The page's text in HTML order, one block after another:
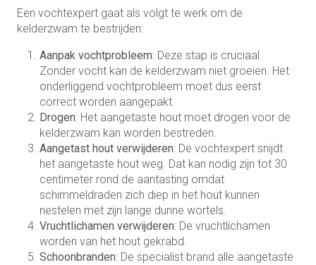
Een vochtexpert gaat als volgt te werk om de
kelderzwam te bestrijden:
Aanpak vochtprobleem: Deze stap is cruciaal.
Zonder vocht kan de kelderzwam niet groeien. Het
onderliggend vochtprobleem moet dus eerst
correct worden aangepakt.
Drogen: Het aangetaste hout moet drogen voor de
kelderzwam kan worden bestreden.
Aangetast hout verwijderen: De vochtexpert snijdt
het aangetaste hout weg. Dat kan nodig zijn tot 30
centimeter rond de aantasting omdat
schimmeldraden zich diep in het hout kunnen
nestelen met zijn lange dunne wortels.
Vruchtlichamen verwijderen: De vruchtlichamen
worden van het hout gekrabd.
Schoonbranden: De specialist brand alle aangetaste